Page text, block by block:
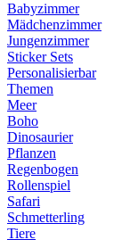
Babyzimmer
Mädchenzimmer
Jungenzimmer
Sticker Sets
Personalisierbar
Themen
Meer
Boho
Dinosaurier
Pflanzen
Regenbogen
Rollenspiel
Safari
Schmetterling
Tiere